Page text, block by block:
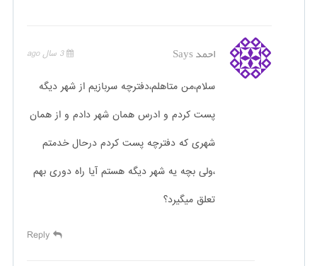
احمدSays 3 سال ago
سلام،من متاهلم،دفترچه سربازیم از شهر دیگه
پست کردم و ادرس همان شهر دادم و از همان
شهری که دفترچه پست کردم درحال خدمتم
،ولی بچه یه شهر دیگه هستم آیا راه دوری بهم
تعلق میگیرد؟
Reply